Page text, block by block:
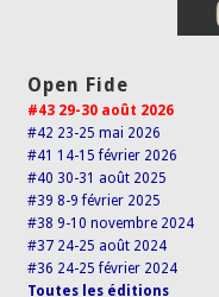
Open Fide
#43 29-30 août 2026
#42 23-25 mai 2026
#41 14-15 février 2026
#40 30-31 août 2025
#39 8-9 février 2025
#38 9-10 novembre 2024
#37 24-25 août 2024
#36 24-25 février 2024
Toutes les éditions